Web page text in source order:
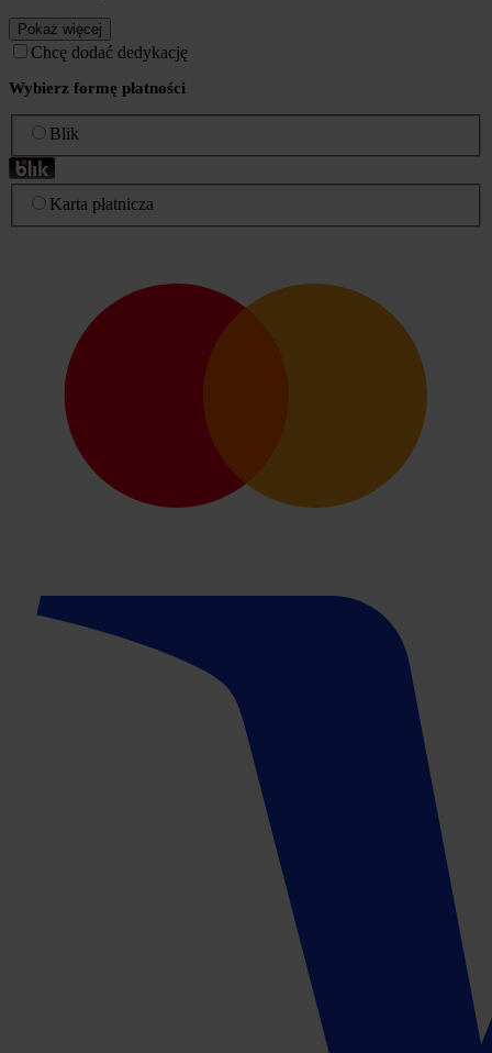
Pokaż więcej
Chcę dodać dedykację
Wybierz formę płatności
Blik
Karta płatnicza